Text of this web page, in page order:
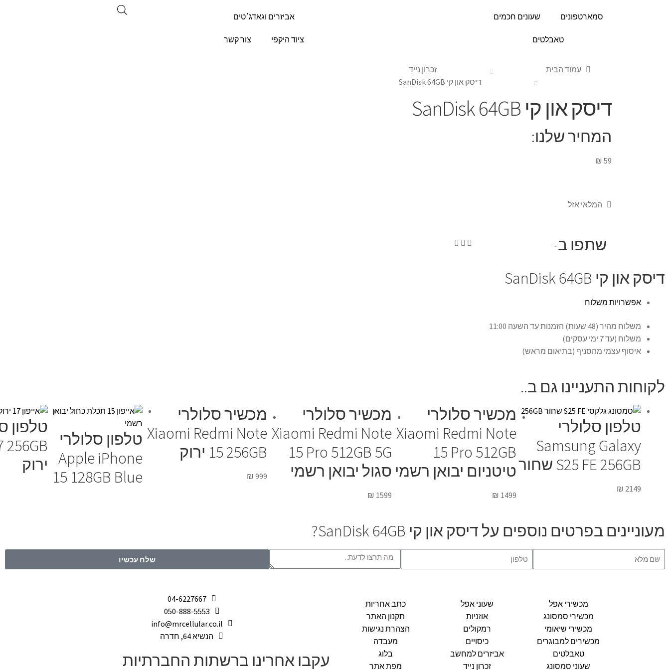
סמארטפונים שעונים חכמים
טאבלטים
אביזרים וגאדג׳טים
ציוד היקפי צור קשר
עמוד הבית
זכרון נייד
דיסק און קי SanDisk 64GB
דיסק און קי SanDisk 64GB
המחיר שלנו:
₪ 59
המלאי אזל
שתפו ב-
דיסק און קי SanDisk 64GB
אפשרויות משלוח
משלוח מהיר (48 שעות) הזמנות עד השעה 11:00
משלוח (עד 7 ימי עסקים)
איסוף עצמי מהסניף (בתיאום מראש)
לקוחות התעניינו גם ב..
טלפון סלולרי
Samsung Galaxy
S25 FE 256GB שחור
₪ 2149
מכשיר סלולרי
Xiaomi Redmi Note
15 Pro 512GB
טיטניום יבואן רשמי
₪ 1499
מכשיר סלולרי
Xiaomi Redmi Note
15 Pro 512GB 5G
סגול יבואן רשמי
₪ 1599
מכשיר סלולרי
Xiaomi Redmi Note
15 256GB ירוק
₪ 999
טלפון סלולרי
Apple iPhone
15 128GB Blue
256GB
ירוק
מעוניינים בפרטים נוספים על דיסק און קי SanDisk 64GB?
שלח עכשיו
מכשירי אפל
מכשירי סמסונג
מכשירי שיאומי
מכשירים למבוגרים
טאבלטים
שעוני סמסונג
שעוני אפל
אוזניות
רמקולים
כיסויים
אביזרים למחשב
זכרון נייד
כתב אחריות
תקנון האתר
הצהרת נגישות
מעבדה
בלוג
מפת אתר
04-6227667
050-888-5553
info@mrcellular.co.il
הנשיא 64, חדרה
עקבו אחרינו ברשתות החברתיות